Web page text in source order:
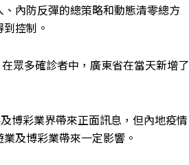
內防反彈的總策略和動態清零總方
控制。
眾多確診者中，廣東省在當天新增了
博彩業界帶來正面訊息，但內地疫情
及博彩業帶來一定影響。